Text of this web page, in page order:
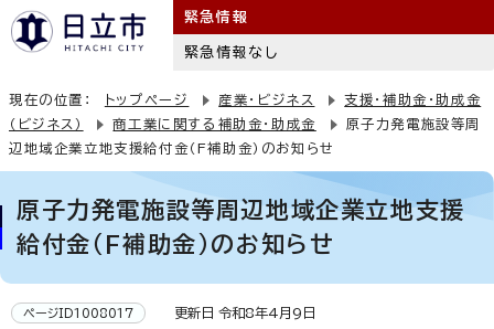
緊急情報
緊急情報なし
現在の位置： トップページ 産業・ビジネス
支援・補助金・助成金
（ビジネス）
商工業に関する補助金・助成金
原子力発電施設等周
辺地域企業立地支援給付金（F補助金）のお知らせ
原子力発電施設等周辺地域企業立地支援
給付金（F補助金）のお知らせ
ページID1008017 更新日 令和8年4月9日